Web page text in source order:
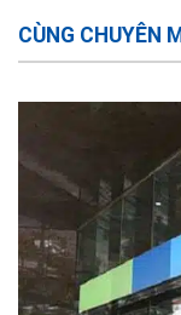
CÙNG CHUYÊN